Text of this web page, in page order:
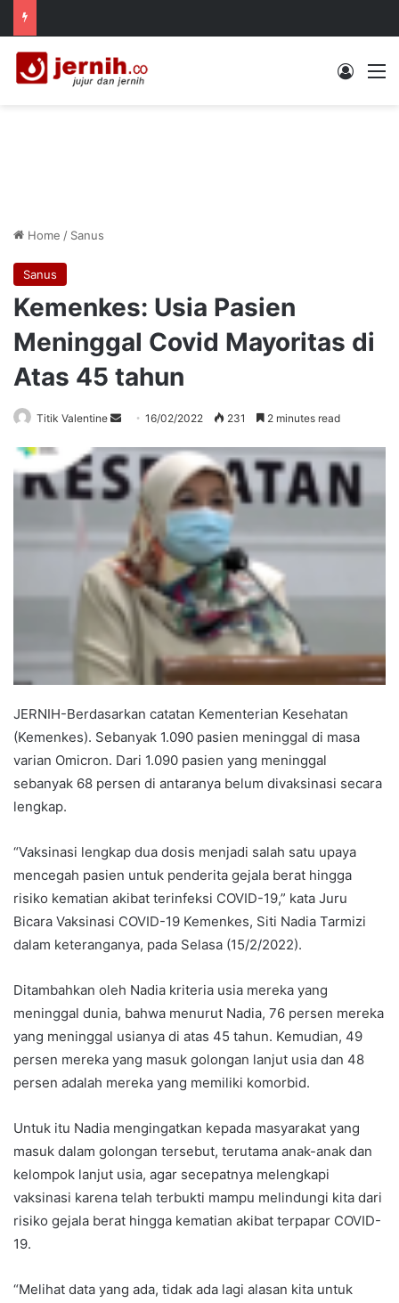
Log In
Home / Sanus
Sanus
Kemenkes: Usia Pasien
Meninggal Covid Mayoritas di
Atas 45 tahun
Titik Valentine
Send
email
16/02/2022 231 2 minutes read
JERNIH-Berdasarkan catatan Kementerian Kesehatan
(Kemenkes). Sebanyak 1.090 pasien meninggal di masa
varian Omicron. Dari 1.090 pasien yang meninggal
sebanyak 68 persen di antaranya belum divaksinasi secara
lengkap.
“Vaksinasi lengkap dua dosis menjadi salah satu upaya
mencegah pasien untuk penderita gejala berat hingga
risiko kematian akibat terinfeksi COVID-19,” kata Juru
Bicara Vaksinasi COVID-19 Kemenkes, Siti Nadia Tarmizi
dalam keteranganya, pada Selasa (15/2/2022).
Ditambahkan oleh Nadia kriteria usia mereka yang
meninggal dunia, bahwa menurut Nadia, 76 persen mereka
yang meninggal usianya di atas 45 tahun. Kemudian, 49
persen mereka yang masuk golongan lanjut usia dan 48
persen adalah mereka yang memiliki komorbid.
Untuk itu Nadia mengingatkan kepada masyarakat yang
masuk dalam golongan tersebut, terutama anak-anak dan
kelompok lanjut usia, agar secepatnya melengkapi
vaksinasi karena telah terbukti mampu melindungi kita dari
risiko gejala berat hingga kematian akibat terpapar COVID-
19.
“Melihat data yang ada, tidak ada lagi alasan kita untuk